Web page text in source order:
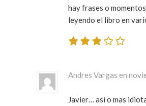
hay frases o
leyendo el libro en
Andres Vargas en
Javier… asi o mas